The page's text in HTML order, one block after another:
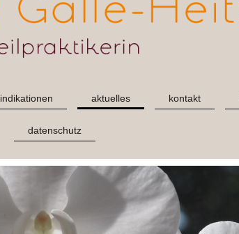
indikationen aktuelles kontakt
datenschutz